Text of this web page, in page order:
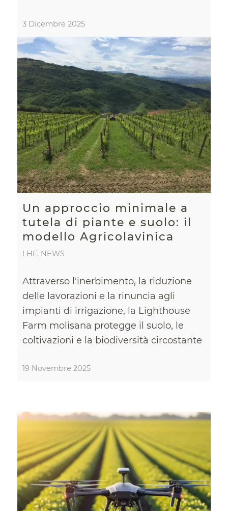
3 Dicembre 2025
Un approccio minimale a
tutela di piante e suolo: il
modello Agricolavinica
LHF, NEWS
Attraverso l'inerbimento, la riduzione
delle lavorazioni e la rinuncia agli
impianti di irrigazione, la Lighthouse
Farm molisana protegge il suolo, le
coltivazioni e la biodiversità circostante
19 Novembre 2025